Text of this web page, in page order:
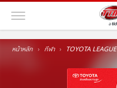
หน้าหลัก กีฬา TOYOTA LEAGUE CUP